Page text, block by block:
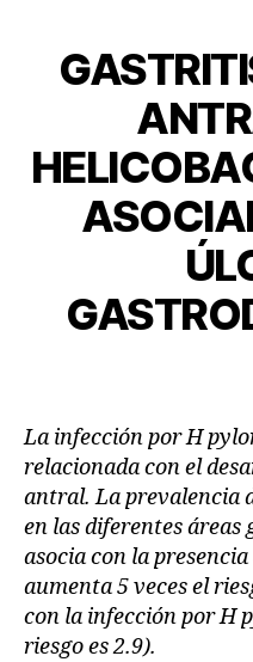
La infección por H
relacionada con el
antral. La prevalencia
en las diferentes áreas
asocia con la
aumenta 5 veces el
con la infección por H
riesgo es 2.9).